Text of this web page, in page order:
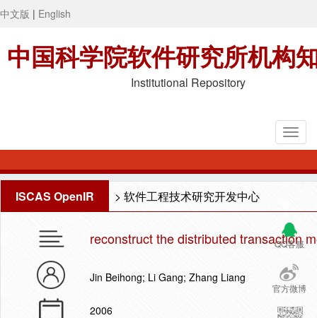
中文版 | English
中国科学院软件研究所机构
Institutional Repository
ISCAS OpenIR > 软件工程技术研究开发中心
QQ客服
官方微博
reconstruct the distributed transaction
Jin Beihong; Li Gang; Zhang Liang
2006